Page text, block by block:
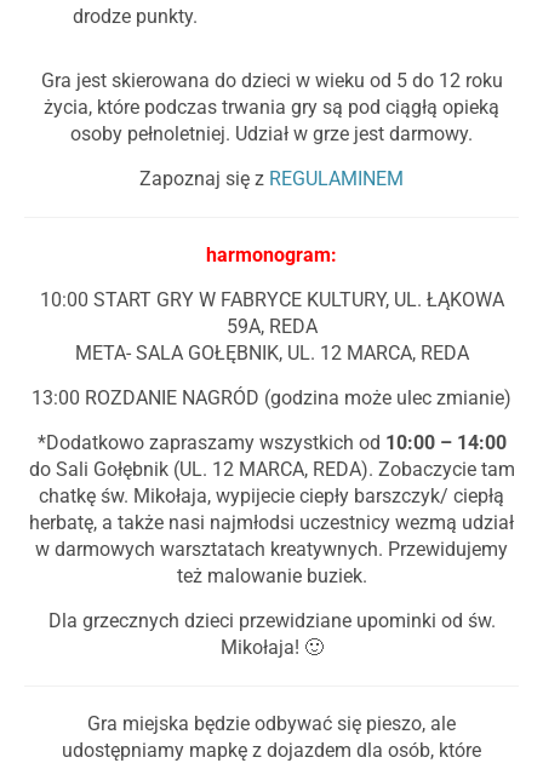
drodze punkty.
Gra jest skierowana do dzieci w wieku od 5 do 12 roku
życia, które podczas trwania gry są pod ciągłą opieką
osoby pełnoletniej. Udział w grze jest darmowy.
Zapoznaj się z REGULAMINEM
harmonogram:
10:00 START GRY W FABRYCE KULTURY, UL. ŁĄKOWA
59A, REDA
META- SALA GOŁĘBNIK, UL. 12 MARCA, REDA
13:00 ROZDANIE NAGRÓD (godzina może ulec zmianie)
*Dodatkowo zapraszamy wszystkich od 10:00 – 14:00
do Sali Gołębnik (UL. 12 MARCA, REDA). Zobaczycie tam
chatkę św. Mikołaja, wypijecie ciepły barszczyk/ ciepłą
herbatę, a także nasi najmłodsi uczestnicy wezmą udział
w darmowych warsztatach kreatywnych. Przewidujemy
też malowanie buziek.
Dla grzecznych dzieci przewidziane upominki od św.
Mikołaja! 🙂
Gra miejska będzie odbywać się pieszo, ale
udostępniamy mapkę z dojazdem dla osób, które